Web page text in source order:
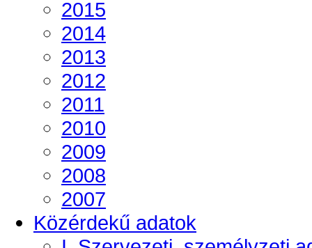
2015
2014
2013
2012
2011
2010
2009
2008
2007
Közérdekű adatok